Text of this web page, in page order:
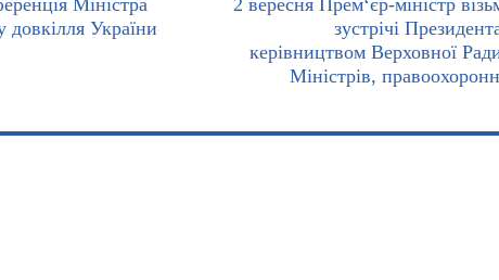
Міністра
довкілля України
2 вересня Прем‘єр-міністр
зустрічі
керівництвом Верховної
Міністрів,